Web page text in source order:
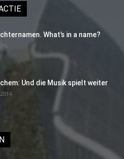
What’s in a name?
Und die Musik spielt weiter